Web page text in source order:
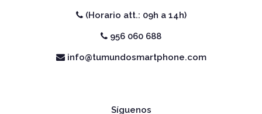
(Horario att.: 09h a 14h)
956 060 688
info@tumundosmartphone.com
Síguenos